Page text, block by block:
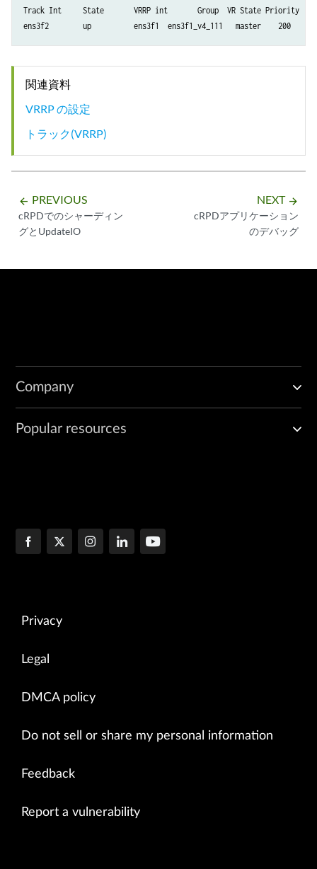
Track Int     State       VRRP int       Group  VR State Priority
ens3f2        up          ens3f1  ens3f1_v4_111   master    200
関連資料
VRRP の設定
トラック(VRRP)
arrow_backward PREVIOUS
cRPDでのシャーディン
グとUpdateIO
NEXT arrow_forward
cRPDアプリケーション
のデバッグ
Company
Popular resources
Privacy
Legal
DMCA policy
Do not sell or share my personal information
Feedback
Report a vulnerability